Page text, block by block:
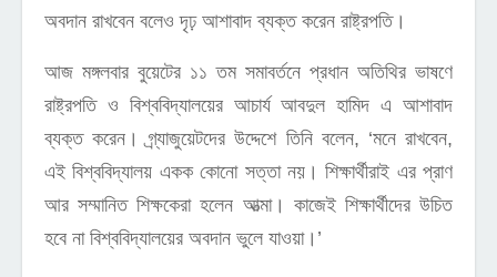
অবদান রাখবেন বলেও দৃঢ় আশাবাদ ব্যক্ত করেন রাষ্ট্রপতি।
আজ মঙ্গলবার বুয়েটের ১১ তম সমাবর্তনে প্রধান অতিথির ভাষণে
রাষ্ট্রপতি ও বিশ্ববিদ্যালয়ের আচার্য আবদুল হামিদ এ আশাবাদ
ব্যক্ত করেন। গ্র্যাজুয়েটদের উদ্দেশে তিনি বলেন, ‘মনে রাখবেন,
এই বিশ্ববিদ্যালয় একক কোনো সত্তা নয়। শিক্ষার্থীরাই এর প্রাণ
আর সম্মানিত শিক্ষকেরা হলেন আত্মা। কাজেই শিক্ষার্থীদের উচিত
হবে না বিশ্ববিদ্যালয়ের অবদান ভুলে যাওয়া।’